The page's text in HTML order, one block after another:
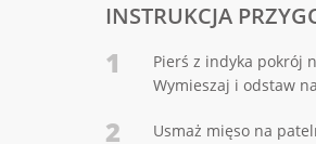
INSTRUKCJA
1
Pierś z indyka pokrój
Wymieszaj i odstaw
2 Usmaż mięso na